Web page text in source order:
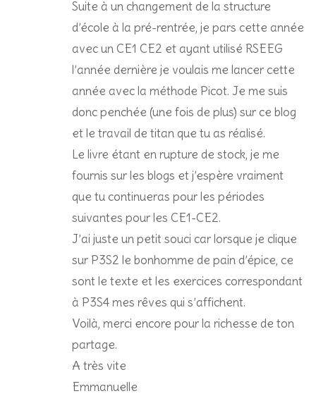
Suite à un changement de la structure
d’école à la pré-rentrée, je pars cette année
avec un CE1 CE2 et ayant utilisé RSEEG
l’année dernière je voulais me lancer cette
année avec la méthode Picot. Je me suis
donc penchée (une fois de plus) sur ce blog
et le travail de titan que tu as réalisé.
Le livre étant en rupture de stock, je me
fournis sur les blogs et j’espère vraiment
que tu continueras pour les périodes
suivantes pour les CE1-CE2.
J’ai juste un petit souci car lorsque je clique
sur P3S2 le bonhomme de pain d’épice, ce
sont le texte et les exercices correspondant
à P3S4 mes rêves qui s’affichent.
Voilà, merci encore pour la richesse de ton
partage.
A très vite
Emmanuelle